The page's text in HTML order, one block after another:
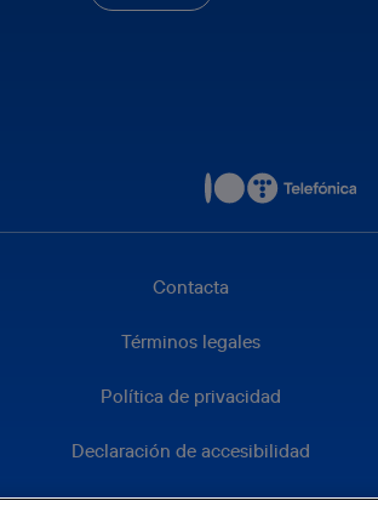
Contacta
Términos legales
Política de privacidad
Declaración de accesibilidad
Política de cookies